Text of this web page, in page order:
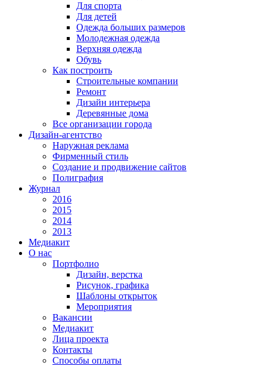
Для спорта
Для детей
Одежда больших размеров
Молодежная одежда
Верхняя одежда
Обувь
Как построить
Строительные компании
Ремонт
Дизайн интерьера
Деревянные дома
Все организации города
Дизайн-агентство
Наружная реклама
Фирменный стиль
Создание и продвижение сайтов
Полиграфия
Журнал
2016
2015
2014
2013
Медиакит
О нас
Портфолио
Дизайн, верстка
Рисунок, графика
Шаблоны открыток
Мероприятия
Вакансии
Медиакит
Лица проекта
Контакты
Способы оплаты